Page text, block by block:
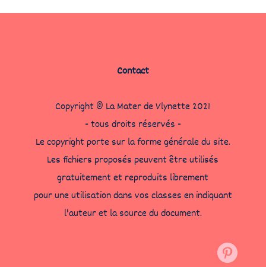
Contact
Copyright © La Mater de Vlynette 2021
- tous droits réservés -
Le copyright porte sur la forme générale du site.
Les fichiers proposés peuvent être utilisés
gratuitement et reproduits librement
pour une utilisation dans vos classes en indiquant
l'auteur et la source du document.